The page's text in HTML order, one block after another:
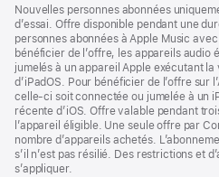
Nouvelles personnes abonnées
d’essai. Offre disponible pendant une
personnes abonnées à Apple Music
bénéficier de l’offre, les appareils audio
jumelés à un appareil Apple exécutant la
d’iPadOS. Pour bénéficier de l’offre sur
celle-ci soit connectée ou jumelée à un
récente d’iOS. Offre valable pendant
l’appareil éligible. Une seule offre par
nombre d’appareils achetés.
s’il n’est pas résilié. Des restrictions et
s’appliquer.